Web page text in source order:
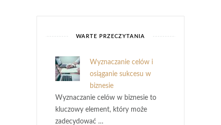
WARTE PRZECZYTANIA
Wyznaczanie celów i
osiąganie sukcesu w
biznesie
Wyznaczanie celów w biznesie to
kluczowy element, który może
zadecydować …